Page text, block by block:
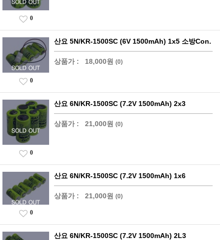
0
산요 5N/KR-1500SC (6V 1500mAh) 1x5 소방Con.
상품가 : 18,000원 (0)
0
산요 6N/KR-1500SC (7.2V 1500mAh) 2x3
상품가 : 21,000원 (0)
0
산요 6N/KR-1500SC (7.2V 1500mAh) 1x6
상품가 : 21,000원 (0)
0
산요 6N/KR-1500SC (7.2V 1500mAh) 2L3